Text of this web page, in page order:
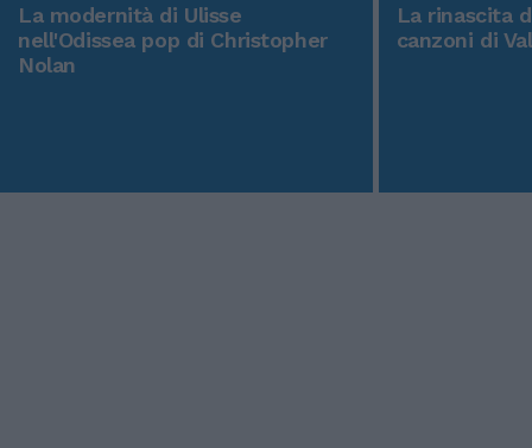
La modernità di Ulisse
nell'Odissea pop di Christopher
Nolan
La rinascita
canzoni di